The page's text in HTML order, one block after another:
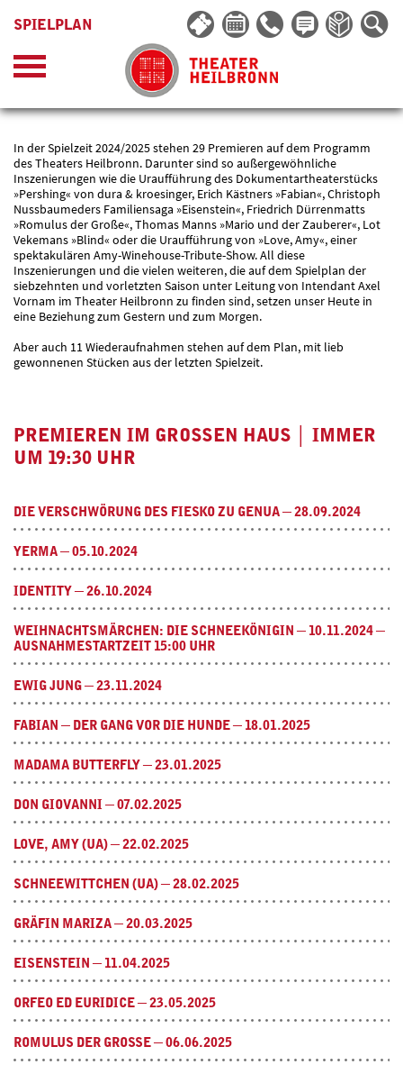
SPIELPLAN
In der Spielzeit 2024/2025 stehen 29 Premieren auf dem Programm
des Theaters Heilbronn. Darunter sind so außergewöhnliche
Inszenierungen wie die Uraufführung des Dokumentartheaterstücks
»Pershing« von dura & kroesinger, Erich Kästners »Fabian«, Christoph
Nussbaumeders Familiensaga »Eisenstein«, Friedrich Dürrenmatts
»Romulus der Große«, Thomas Manns »Mario und der Zauberer«, Lot
Vekemans »Blind« oder die Uraufführung von »Love, Amy«, einer
spektakulären Amy-Winehouse-Tribute-Show. All diese
Inszenierungen und die vielen weiteren, die auf dem Spielplan der
siebzehnten und vorletzten Saison unter Leitung von Intendant Axel
Vornam im Theater Heilbronn zu finden sind, setzen unser Heute in
eine Beziehung zum Gestern und zum Morgen.
Aber auch 11 Wiederaufnahmen stehen auf dem Plan, mit lieb
gewonnenen Stücken aus der letzten Spielzeit.
PREMIEREN IM GROSSEN HAUS │ IMMER U
M 19:30 UHR
DIE VERSCHWÖRUNG DES FIESKO ZU GENUA ─ 28.09.2024
YERMA ─ 05.10.2024
IDENTITY ─ 26.10.2024
WEIHNACHTSMÄRCHEN: DIE SCHNEEKÖNIGIN ─ 10.11.2024 ─
AUSNAHMESTARTZEIT 15:00 UHR
EWIG JUNG ─ 23.11.2024
FABIAN ─ DER GANG VOR DIE HUNDE ─ 18.01.2025
MADAMA BUTTERFLY ─ 23.01.2025
DON GIOVANNI ─ 07.02.2025
LOVE, AMY (UA) ─ 22.02.2025
SCHNEEWITTCHEN (UA) ─ 28.02.2025
GRÄFIN MARIZA ─ 20.03.2025
EISENSTEIN ─ 11.04.2025
ORFEO ED EURIDICE ─ 23.05.2025
ROMULUS DER GROSSE ─ 06.06.2025